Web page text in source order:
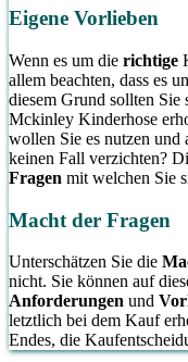
Eigene Vorlieben
Wenn es um die richtige
allem beachten, dass es
diesem Grund sollten Sie
Mckinley Kinderhose
wollen Sie es nutzen
keinen Fall verzichten?
Fragen mit welchen Sie
Macht der Fragen
Unterschätzen Sie die
nicht. Sie können auf
Anforderungen und
letztlich bei dem Kauf
Endes, die